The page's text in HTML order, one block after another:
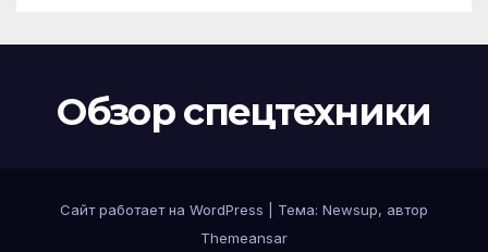
Обзор спецтехники
Сайт работает на WordPress
Тема: Newsup, автор
Themeansar